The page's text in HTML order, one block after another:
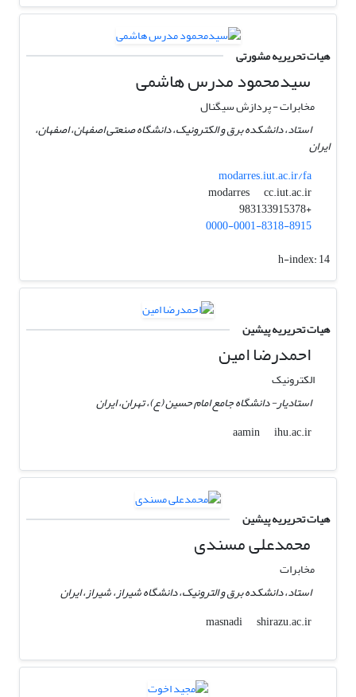
هیات تحریریه مشورتی
سیدمحمود مدرس هاشمی
مخابرات - پردازش سیگنال
استاد، دانشکده برق و الکترونیک، دانشگاه صنعتی اصفهان، اصفهان،
ایران
modarres.iut.ac.ir/fa
modarres
cc.iut.ac.ir
+983133915378
0000-0001-8318-8915
h-index:14
هیات تحریریه پیشین
احمدرضا امین
الکترونیک
استادیار- دانشگاه جامع امام حسین (ع)، تهران، ایران
aamin
ihu.ac.ir
هیات تحریریه پیشین
محمدعلی مسندی
مخابرات
استاد، دانشکده برق و الترونیک، دانشگاه شیراز، شیراز، ایران
masnadi
shirazu.ac.ir